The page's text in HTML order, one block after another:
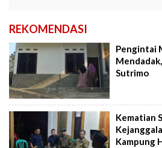
REKOMENDASI
Pengintai
Sutrimo
Kematian
Kampung